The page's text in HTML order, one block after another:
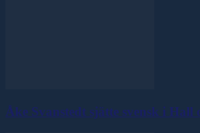
Åke Svanstedt sjätte svensk i Hall